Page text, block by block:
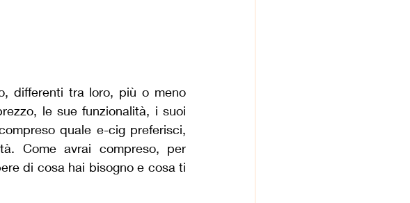
differenti tra loro, più o meno
le sue funzionalità, i suoi
quale e-cig preferisci,
Come avrai compreso, per
di cosa hai bisogno e cosa ti